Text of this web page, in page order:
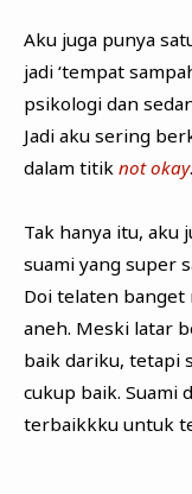
Aku juga punya
jadi ‘tempat
psikologi dan
Jadi aku sering
dalam titik not okay.
Tak hanya itu, aku
suami yang super
Doi telaten banget
aneh. Meski latar
baik dariku, tetapi
cukup baik. Suami
terbaikkku untuk